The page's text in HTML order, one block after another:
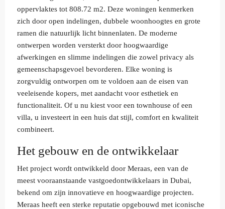
oppervlaktes tot 808.72 m2. Deze woningen kenmerken
zich door open indelingen, dubbele woonhoogtes en grote
ramen die natuurlijk licht binnenlaten. De moderne
ontwerpen worden versterkt door hoogwaardige
afwerkingen en slimme indelingen die zowel privacy als
gemeenschapsgevoel bevorderen. Elke woning is
zorgvuldig ontworpen om te voldoen aan de eisen van
veeleisende kopers, met aandacht voor esthetiek en
functionaliteit. Of u nu kiest voor een townhouse of een
villa, u investeert in een huis dat stijl, comfort en kwaliteit
combineert.
Het gebouw en de ontwikkelaar
Het project wordt ontwikkeld door Meraas, een van de
meest vooraanstaande vastgoedontwikkelaars in Dubai,
bekend om zijn innovatieve en hoogwaardige projecten.
Meraas heeft een sterke reputatie opgebouwd met iconische